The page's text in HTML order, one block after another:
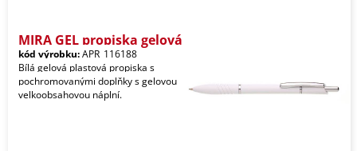
MIRA GEL propiska gelová
kód výrobku:APR_116188
Bílá gelová plastová propiska s
pochromovanými doplňky s gelovou
velkoobsahovou náplní.